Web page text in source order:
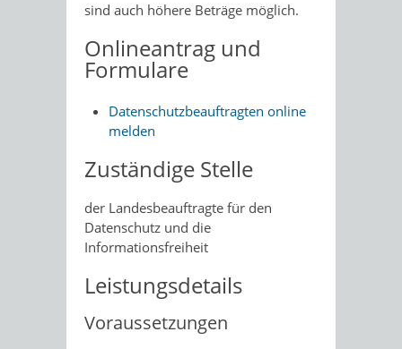
sind auch höhere Beträge möglich.
Onlineantrag und
Formulare
Datenschutzbeauftragten online
melden
Zuständige Stelle
der Landesbeauftragte für den
Datenschutz und die
Informationsfreiheit
Leistungsdetails
Voraussetzungen